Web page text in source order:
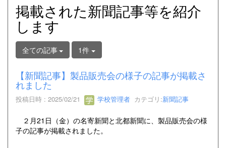
掲載された新聞記事等を紹介
します
全ての記事 1件
【新聞記事】製品販売会の様子の記事が掲載さ
れました
投稿日時 : 2025/02/21 学校管理者 カテゴリ:新聞記事
２月21日（金）の名寄新聞と北都新聞に、製品販売会の様
子の記事が掲載されました。